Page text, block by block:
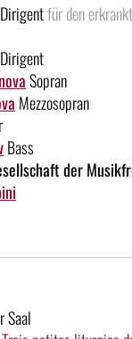
Dirigentfür den
Dirigent
Sopran
Mezzosopran
Bass
der
Saal